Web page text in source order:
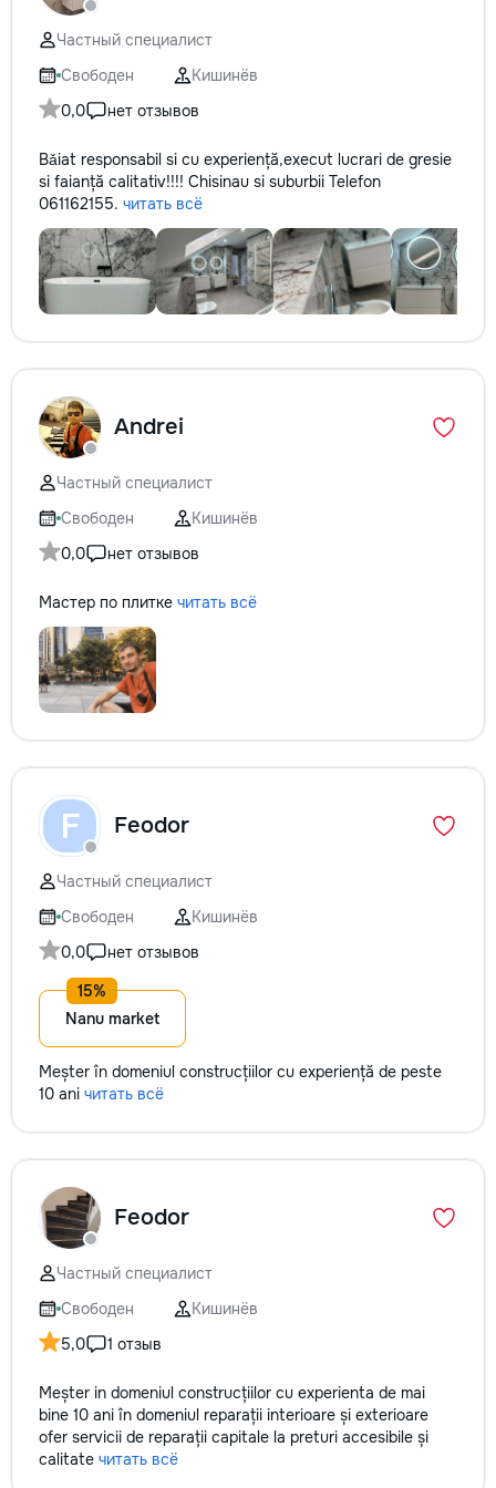
Частный специалист
Свободен
Кишинёв
0,0
нет отзывов
Bǎiat responsabil si cu experiență,execut lucrari de gresie
si faianță calitativ!!!! Chisinau si suburbii Telefon
061162155. читать всё
Andrei
Частный специалист
Свободен
Кишинёв
0,0
нет отзывов
Мастер по плитке читать всё
F Feodor
Частный специалист
Свободен
Кишинёв
0,0
нет отзывов
Nanu market
Meșter în domeniul construcțiilor cu experiență de peste
10 ani читать всё
Feodor
Частный специалист
Свободен
Кишинёв
5,0
1 отзыв
Meșter in domeniul construcțiilor cu experienta de mai
bine 10 ani în domeniul reparații interioare și exterioare
ofer servicii de reparații capitale la preturi accesibile și
calitate читать всё